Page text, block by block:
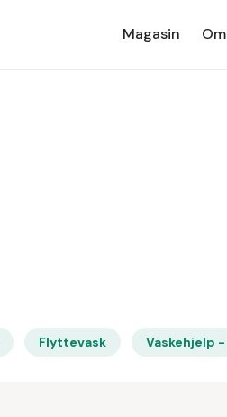
Magasin
Flyttevask Vaskehjelp